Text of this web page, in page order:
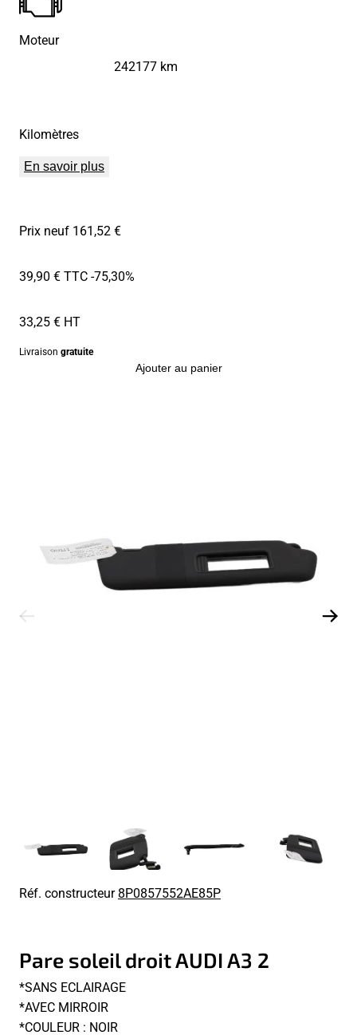
Moteur
Kilomètres
242177 km
En savoir plus
Prix neuf 161,52 €
39,90 € TTC-75,30%
33,25 € HT
Livraison gratuite
Ajouter au panier
Réf. constructeur8P0857552AE85P
Pare soleil droit AUDI A3 2
*SANS ECLAIRAGE
*AVEC MIRROIR
*COULEUR : NOIR